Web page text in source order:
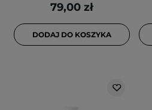
79,00 zł
DODAJ DO KOSZYKA